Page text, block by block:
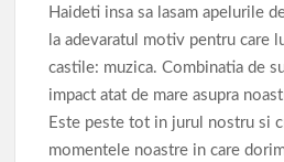
Haideti insa sa lasam apelurile
la adevaratul motiv pentru care
castile: muzica. Combinatia de
impact atat de mare asupra
Este peste tot in jurul nostru si
momentele noastre in care